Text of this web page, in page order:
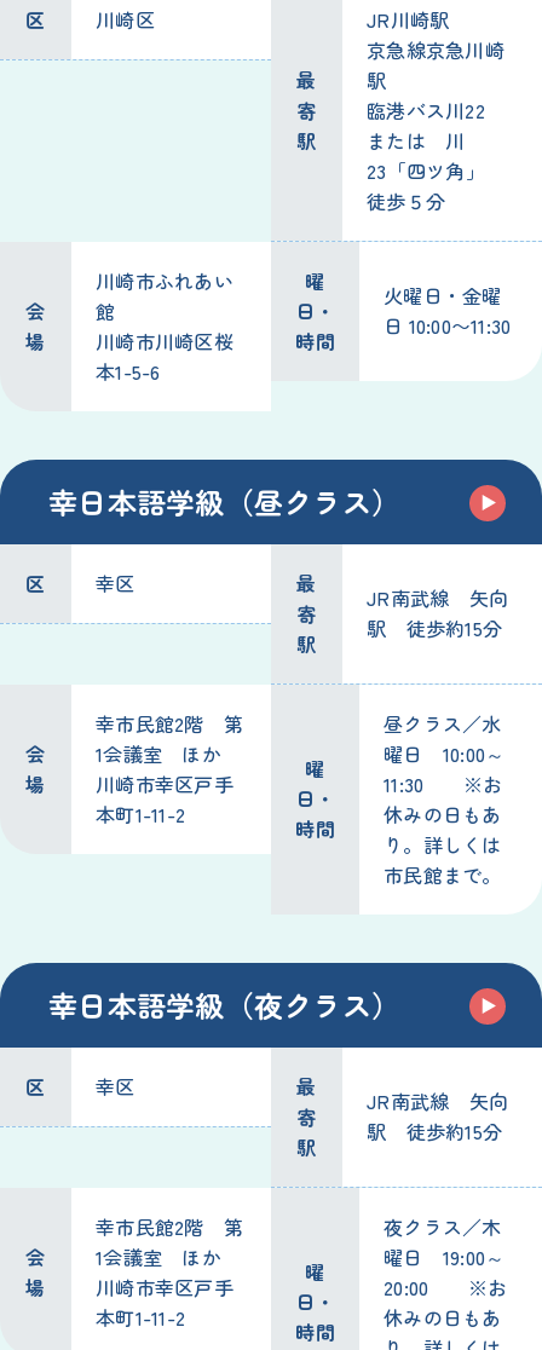
区 川崎区
最
寄
駅
JR川崎駅
京急線京急川崎
駅
臨港バス川22
または 川
23「四ツ角」
徒歩５分
会
場
川崎市ふれあい
館
川崎市川崎区桜
本1-5-6
曜
日・
時間
火曜日・金曜
日 10:00〜11:30
幸日本語学級（昼クラス）
区 幸区
最
寄
駅
JR南武線 矢向
駅 徒歩約15分
会
場
幸市民館2階 第
1会議室 ほか
川崎市幸区戸手
本町1-11-2
曜
日・
時間
昼クラス／水
曜日 10:00～
11:30 ※お
休みの日もあ
り。詳しくは
市民館まで。
幸日本語学級（夜クラス）
区 幸区
最
寄
駅
JR南武線 矢向
駅 徒歩約15分
会
場
幸市民館2階 第
1会議室 ほか
川崎市幸区戸手
本町1-11-2
曜
日・
時間
夜クラス／木
曜日 19:00～
20:00 ※お
休みの日もあ